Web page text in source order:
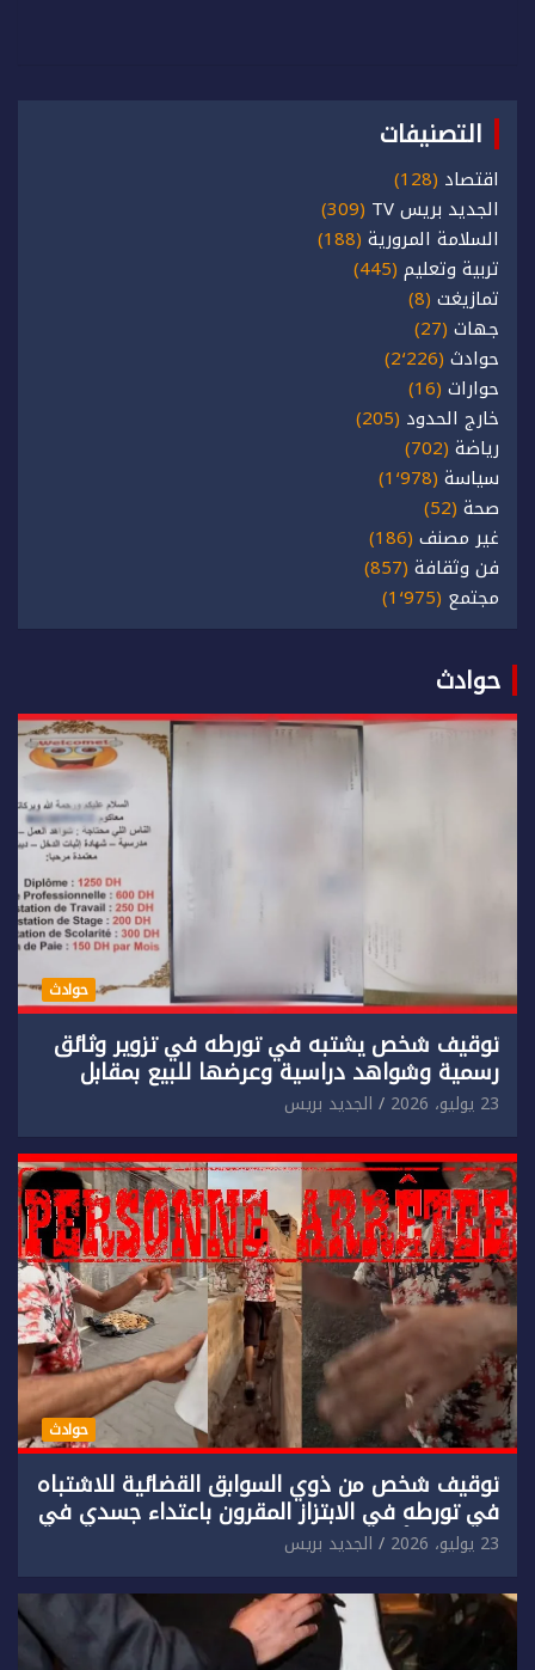
التصنيفات
اقتصاد (128)
الجديد بريس TV
(309)
السلامة المرورية (188)
تربية وتعليم (445)
تمازيغت (8)
جهات (27)
حوادث (2٬226)
حوارات (16)
خارج الحدود (205)
رياضة (702)
سياسة (1٬978)
صحة (52)
غير مصنف (186)
فن وثقافة (857)
مجتمع (1٬975)
حوادث
حوادث
توقيف شخص يشتبه في تورطه في تزوير وثائق
رسمية وشواهد دراسية وعرضها للبيع بمقابل
مادي.
23 يوليو، 2026 الجديد بريس
حوادث
توقيف شخص من ذوي السوابق القضائية للاشتباه
في تورطه في الابتزاز المقرون باعتداء جسدي في
حق سائح أجنبي.
23 يوليو، 2026 الجديد بريس